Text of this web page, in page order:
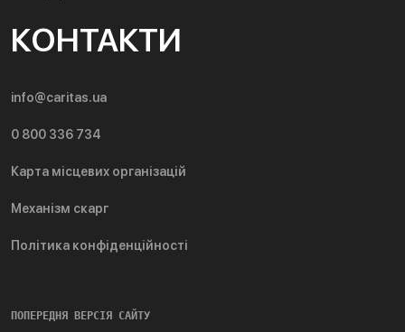
КОНТАКТИ
info@caritas.ua
0 800 336 734
Карта місцевих організацій
Механізм скарг
Політика конфіденційності
ПОПЕРЕДНЯ ВЕРСІЯ САЙТУ